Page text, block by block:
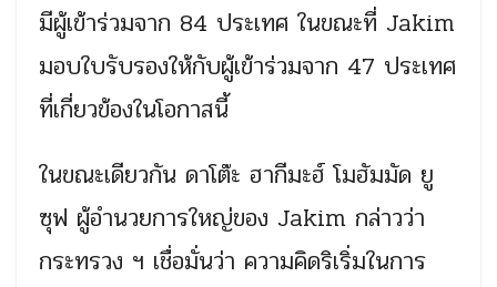
มีผู้เข้าร่วมจาก 84 ประเทศ ในขณะที่ Jakim
มอบใบรับรองให้กับผู้เข้าร่วมจาก 47 ประเทศ
ที่เกี่ยวข้องในโอกาสนี้
ในขณะเดียวกัน ดาโต๊ะ ฮากีมะฮ์ โมฮัมมัด ยู
ซุฟ ผู้อำนวยการใหญ่ของ Jakim กล่าวว่า
กระทรวง ฯ เชื่อมั่นว่า ความคิดริเริ่มในการ